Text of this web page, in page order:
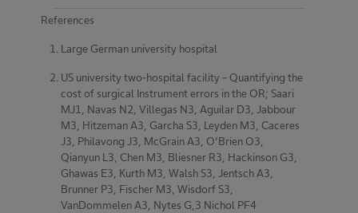
References
Large German university hospital
US university two-hospital facility – Quantifying the
cost of surgical Instrument errors in the OR; Saari
MJ1, Navas N2, Villegas N3, Aguilar D3, Jabbour
M3, Hitzeman A3, Garcha S3, Leyden M3, Caceres
J3, Philavong J3, McGrain A3, O’Brien O3,
Qianyun L3, Chen M3, Bliesner R3, Hackinson G3,
Ghawas E3, Kurth M3, Walsh S3, Jentsch A3,
Brunner P3, Fischer M3, Wisdorf S3,
VanDommelen A3, Nytes G,3 Nichol PF4